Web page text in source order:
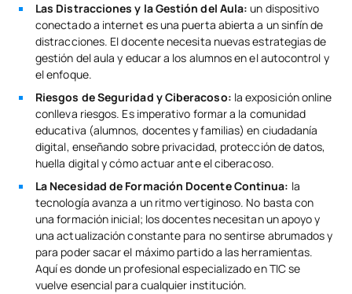
Las Distracciones y la Gestión del Aula:un dispositivo
conectado a internet es una puerta abierta a un sinfín de
distracciones. El docente necesita nuevas estrategias de
gestión del aula y educar a los alumnos en el autocontrol y
el enfoque.
Riesgos de Seguridad y Ciberacoso: la exposición online
conlleva riesgos. Es imperativo formar a la comunidad
educativa (alumnos, docentes y familias) en ciudadanía
digital, enseñando sobre privacidad, protección de datos,
huella digital y cómo actuar ante el ciberacoso.
La Necesidad de Formación Docente Continua: la
tecnología avanza a un ritmo vertiginoso. No basta con
una formación inicial; los docentes necesitan un apoyo y
una actualización constante para no sentirse abrumados y
para poder sacar el máximo partido a las herramientas.
Aquí es donde un profesional especializado en TIC se
vuelve esencial para cualquier institución.